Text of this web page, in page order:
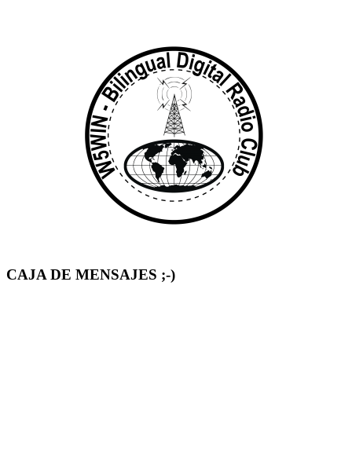
CAJA DE MENSAJES ;-)